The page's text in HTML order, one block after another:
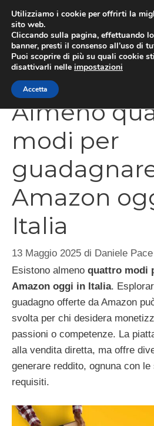
contenuto
Almeno
modi per
Amazon
Italia
13 Maggio 2025 di Daniele Pace
Esistono almeno quattro modi
Amazon oggi in Italia.
guadagno offerte da Amazon
svolta per chi desidera
passioni o competenze. La
alla vendita diretta, ma offre
generare reddito, ognuna con
requisiti.
Utilizziamo i cookie per offrirti la
sito web.
Cliccando sulla pagina, effettuando
banner, presti il consenso all’uso di
Puoi scoprire di più su quali cookie
disattivarli nelle impostazioni
Accetta